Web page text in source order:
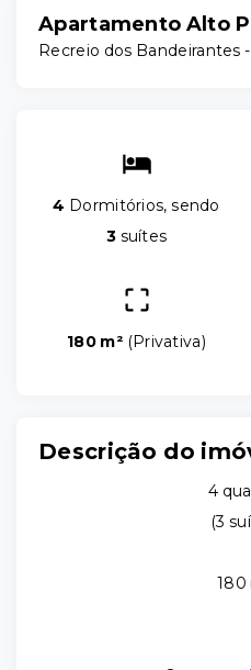
Apartamento Alto
Recreio dos Bandeirantes
4 Dormitórios, sendo
3suítes
180 m² (Privativa)
Descrição do
4
(3
180